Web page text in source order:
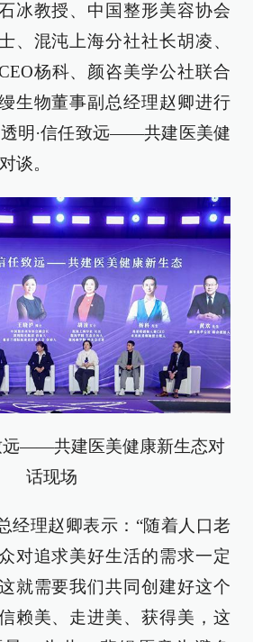
冰教授、中国整形美容协会
、混沌上海分社社长胡凌、
杨科、颜咨美学公社联合
生物董事副总经理赵卿进行
透明·信任致远——共建医美健
谈。
远——共建医美健康新生态对
话现场
经理赵卿表示：“随着人口老
对追求美好生活的需求一定
就需要我们共同创建好这个
赖美、走进美、获得美，这